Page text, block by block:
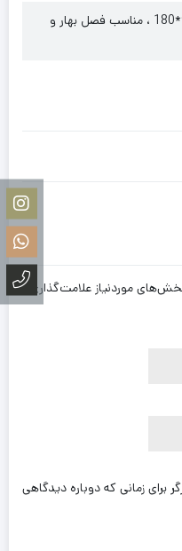
شال ، نخی ، اصلا لیز نیست ، ابعاد 90*180 ، مناسب فصل بهار و
موردنیاز علامت‌گذاری
برای زمانی که دوباره دیدگاهی